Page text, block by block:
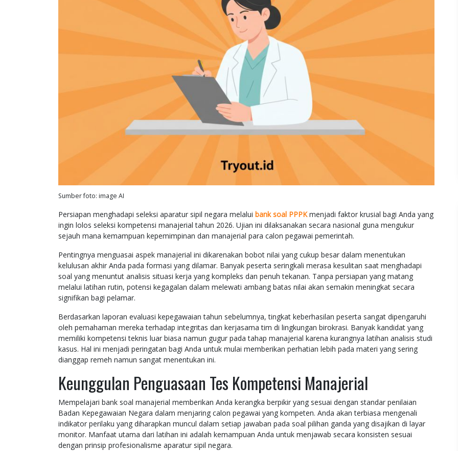
Sumber foto: image AI
Persiapan menghadapi seleksi aparatur sipil negara melalui bank soal PPPKmenjadi faktor krusial bagi Anda yang
ingin lolos seleksi kompetensi manajerial tahun 2026. Ujian ini dilaksanakan secara nasional guna mengukur
sejauh mana kemampuan kepemimpinan dan manajerial para calon pegawai pemerintah.
Pentingnya menguasai aspek manajerial ini dikarenakan bobot nilai yang cukup besar dalam menentukan
kelulusan akhir Anda pada formasi yang dilamar. Banyak peserta seringkali merasa kesulitan saat menghadapi
soal yang menuntut analisis situasi kerja yang kompleks dan penuh tekanan. Tanpa persiapan yang matang
melalui latihan rutin, potensi kegagalan dalam melewati ambang batas nilai akan semakin meningkat secara
signifikan bagi pelamar.
Berdasarkan laporan evaluasi kepegawaian tahun sebelumnya, tingkat keberhasilan peserta sangat dipengaruhi
oleh pemahaman mereka terhadap integritas dan kerjasama tim di lingkungan birokrasi. Banyak kandidat yang
memiliki kompetensi teknis luar biasa namun gugur pada tahap manajerial karena kurangnya latihan analisis studi
kasus. Hal ini menjadi peringatan bagi Anda untuk mulai memberikan perhatian lebih pada materi yang sering
dianggap remeh namun sangat menentukan ini.
Keunggulan Penguasaan Tes Kompetensi Manajerial
Mempelajari bank soal manajerial memberikan Anda kerangka berpikir yang sesuai dengan standar penilaian
Badan Kepegawaian Negara dalam menjaring calon pegawai yang kompeten. Anda akan terbiasa mengenali
indikator perilaku yang diharapkan muncul dalam setiap jawaban pada soal pilihan ganda yang disajikan di layar
monitor. Manfaat utama dari latihan ini adalah kemampuan Anda untuk menjawab secara konsisten sesuai
dengan prinsip profesionalisme aparatur sipil negara.